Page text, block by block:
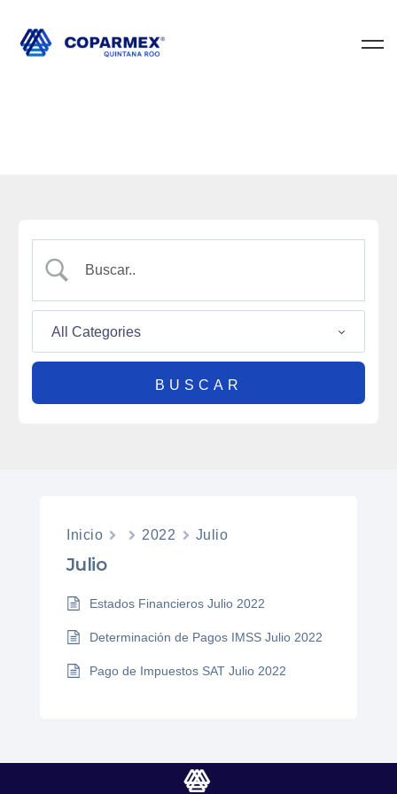
Inicio 2022 Julio
Julio
Estados Financieros Julio 2022
Determinación de Pagos IMSS Julio 2022
Pago de Impuestos SAT Julio 2022